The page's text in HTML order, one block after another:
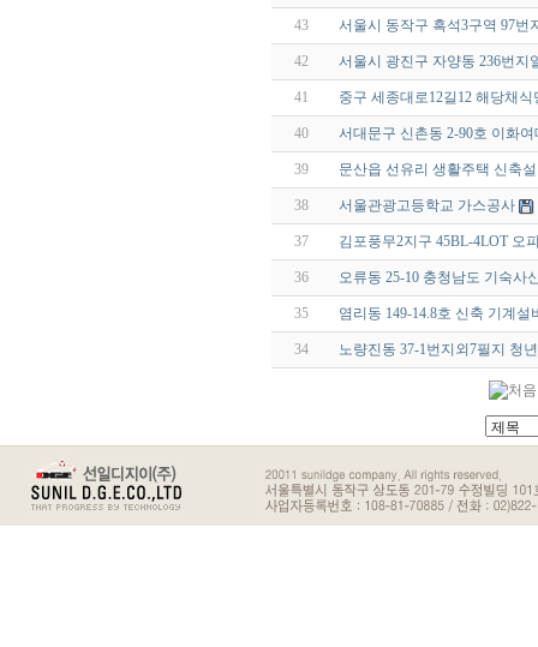
43 서울시 동작구 흑석3구역 97
42 서울시 광진구 자양동 236번지
41 중구 세종대로12길12 해당채
40 서대문구 신촌동 2-90호 이화
39 문산읍 선유리 생활주택 신축
38 서울관광고등학교 가스공사
37 김포풍무2지구 45BL-4LOT 오
36 오류동 25-10 충청남도 기숙사
35 염리동 149-14.8호 신축 기계설
34 노량진동 37-1번지외7필지 청